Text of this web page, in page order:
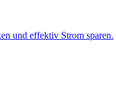
und effektiv Strom sparen.